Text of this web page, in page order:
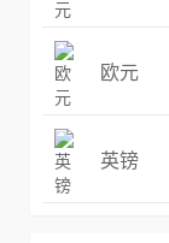
欧元
英镑